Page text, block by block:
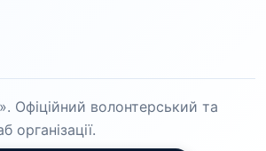
Офіційний волонтерський та
організації.